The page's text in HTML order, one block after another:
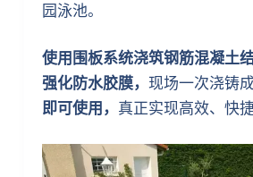
园泳池。
使用围板系统浇筑钢筋混凝土
强化防水胶膜， 现场一次浇铸成
即可使用， 真正实现高效、快捷